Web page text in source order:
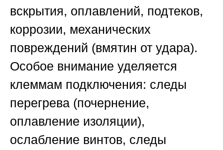
вскрытия, оплавлений, подтеков,
коррозии, механических
повреждений (вмятин от удара).
Особое внимание уделяется
клеммам подключения: следы
перегрева (почернение,
оплавление изоляции),
ослабление винтов, следы